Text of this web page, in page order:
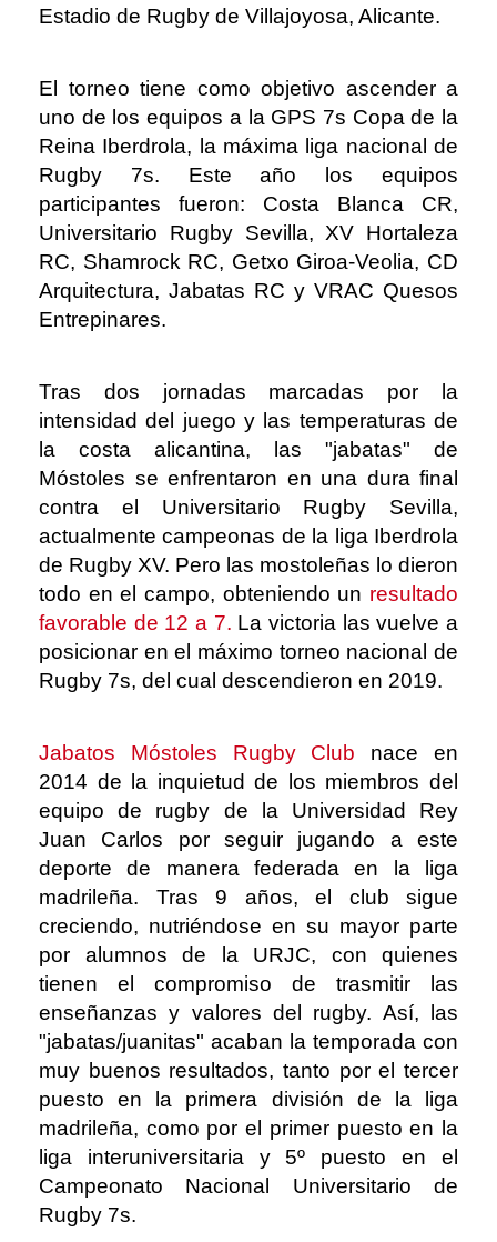
Estadio de Rugby de Villajoyosa, Alicante.
El torneo tiene como objetivo ascender a
uno de los equipos a la GPS 7s Copa de la
Reina Iberdrola, la máxima liga nacional de
Rugby 7s. Este año los equipos
participantes fueron: Costa Blanca CR,
Universitario Rugby Sevilla, XV Hortaleza
RC, Shamrock RC, Getxo Giroa-Veolia, CD
Arquitectura, Jabatas RC y VRAC Quesos
Entrepinares.
Tras dos jornadas marcadas por la
intensidad del juego y las temperaturas de
la costa alicantina, las "jabatas" de
Móstoles se enfrentaron en una dura final
contra el Universitario Rugby Sevilla,
actualmente campeonas de la liga Iberdrola
de Rugby XV. Pero las mostoleñas lo dieron
todo en el campo, obteniendo un resultado
favorable de 12 a 7. La victoria las vuelve a
posicionar en el máximo torneo nacional de
Rugby 7s, del cual descendieron en 2019.
Jabatos Móstoles Rugby Club nace en
2014 de la inquietud de los miembros del
equipo de rugby de la Universidad Rey
Juan Carlos por seguir jugando a este
deporte de manera federada en la liga
madrileña. Tras 9 años, el club sigue
creciendo, nutriéndose en su mayor parte
por alumnos de la URJC, con quienes
tienen el compromiso de trasmitir las
enseñanzas y valores del rugby. Así, las
"jabatas/juanitas" acaban la temporada con
muy buenos resultados, tanto por el tercer
puesto en la primera división de la liga
madrileña, como por el primer puesto en la
liga interuniversitaria y 5º puesto en el
Campeonato Nacional Universitario de
Rugby 7s.